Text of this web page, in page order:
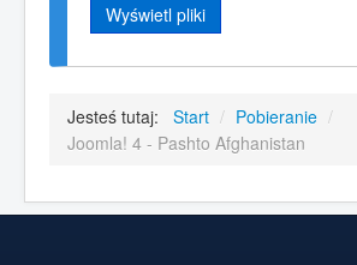
Wyświetl pliki
Jesteś tutaj: Start / Pobieranie /
Joomla! 4 - Pashto Afghanistan